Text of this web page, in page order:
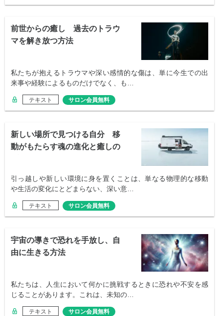
前世からの癒し 過去のトラウ
マを解き放つ方法
私たちが抱えるトラウマや深い感情的な傷は、単に今生での出
来事や経験によるものだけでなく、も…
テキスト サロン会員無料
新しい場所で見つける自分 移
動がもたらす魂の進化と癒しの
引っ越しや新しい環境に身を置くことは、単なる物理的な移動
や生活の変化にとどまらない、深い意…
テキスト サロン会員無料
宇宙の導きで恐れを手放し、自
由に生きる方法
私たちは、人生において何かに挑戦するときに恐れや不安を感
じることがあります。これは、未知の…
テキスト サロン会員無料